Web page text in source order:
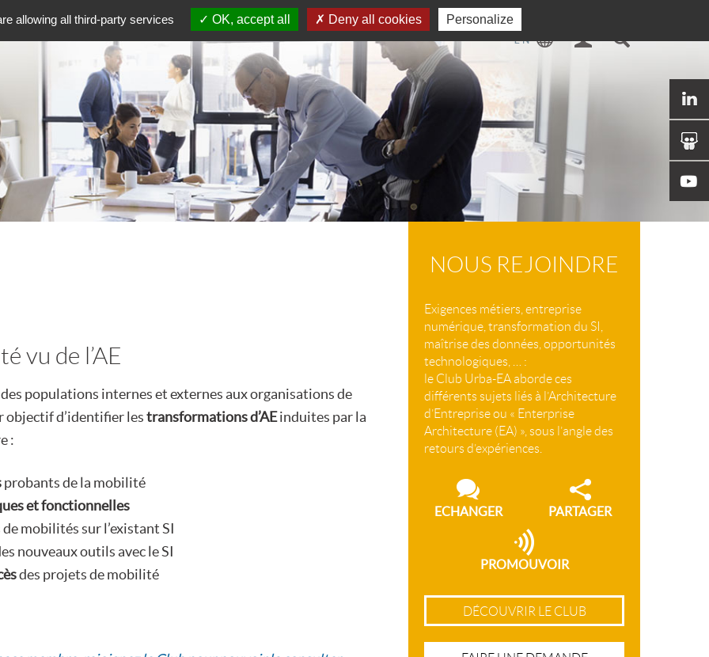
vu de l’AE
populations internes et externes aux organisations de
objectif d’identifier lestransformations d’AEinduites par la
:
probants de la mobilité
et fonctionnelles
mobilités sur l’existant SI
nouveaux outils avec le SI
des projets de mobilité
NOUS REJOINDRE
Exigences métiers, entreprise
numérique, transformation du SI,
maîtrise des données, opportunités
technologiques, … :
le Club Urba-EA aborde ces
différents sujets liés à l’Architecture
d’Entreprise ou « Enterprise
Architecture (EA) », sous l’angle des
retours d’expériences.
ECHANGER PARTAGER
PROMOUVOIR
DÉCOUVRIR LE CLUB
allowing all third-party services OK, accept all Deny all cookies Personalize